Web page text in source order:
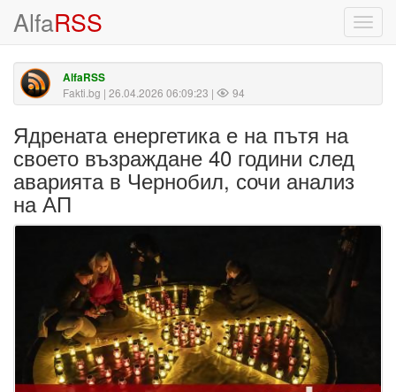
AlfaRSS
AlfaRSS
Fakti.bg | 26.04.2026 06:09:23 | 94
Ядрената енергетика е на пътя на
своето възраждане 40 години след
аварията в Чернобил, сочи анализ
на АП